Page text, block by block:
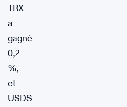
TRX
a
gagné
0,2
%,
et
USDS